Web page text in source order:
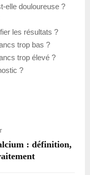
elle douloureuse ?
les résultats ?
trop bas ?
trop élevé ?
?
: définition,